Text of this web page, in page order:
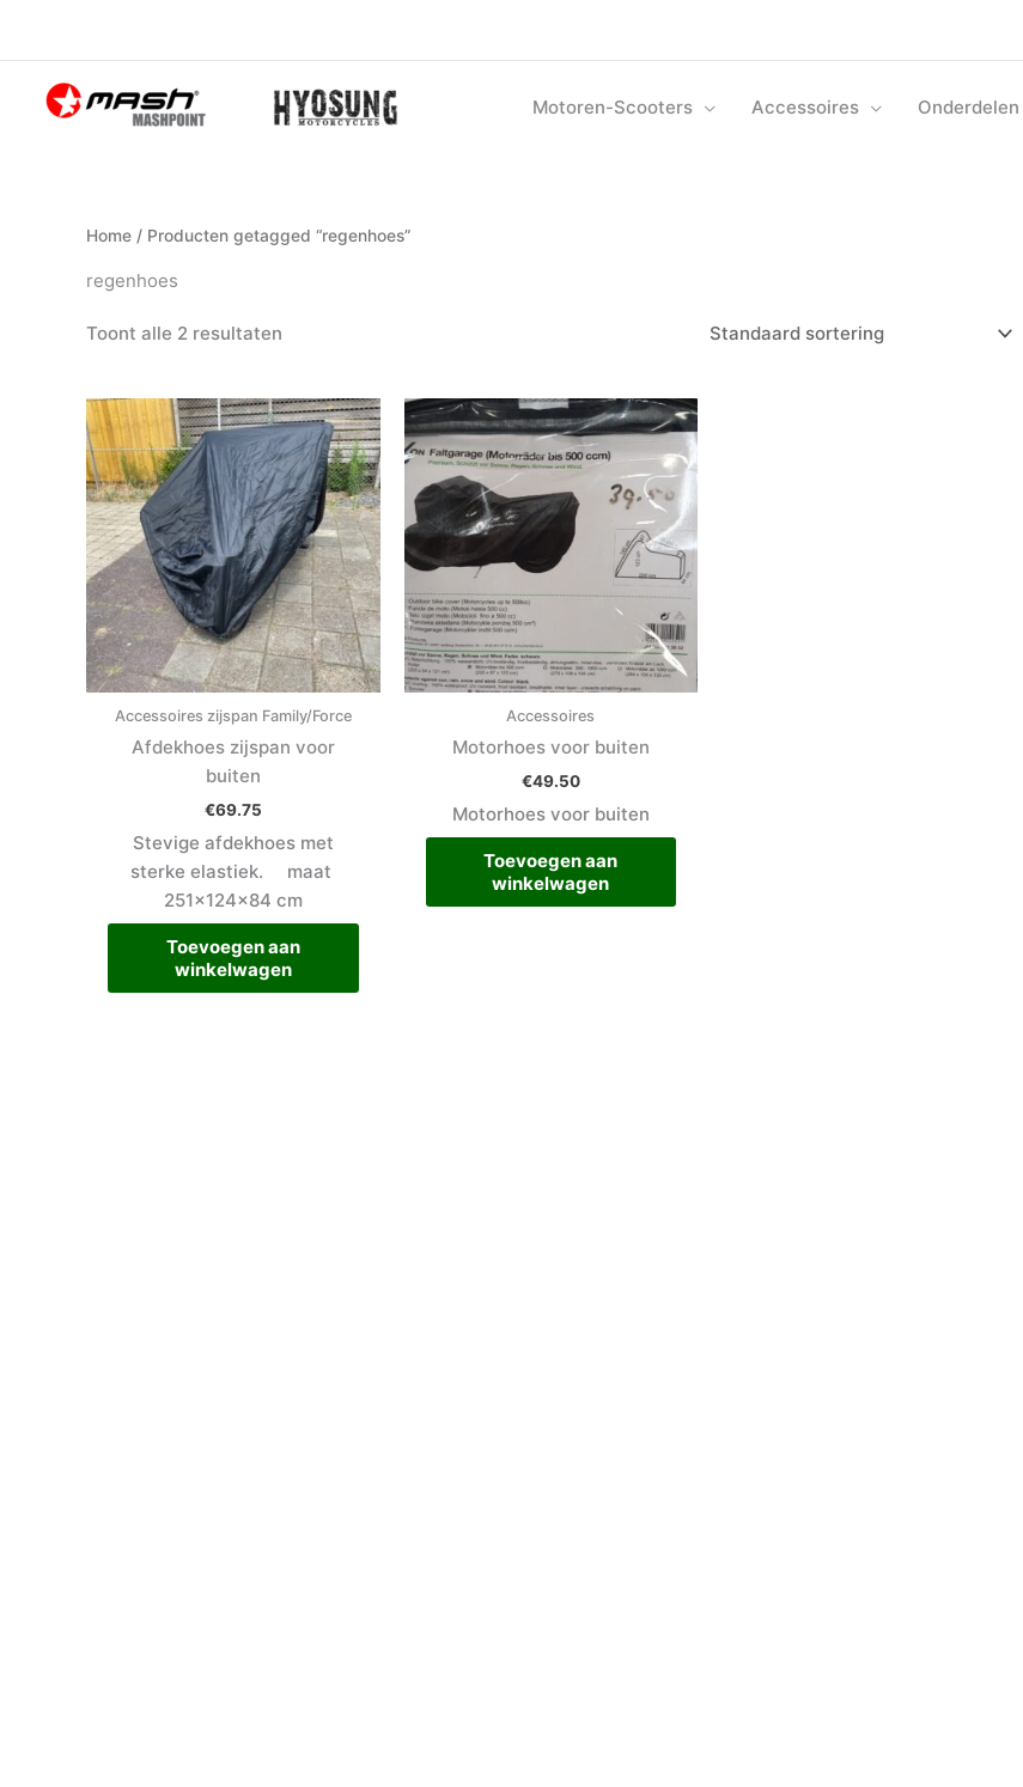
inhoud
Motoren-Scooters Accessoires Onderdelen
Home / Producten getagged “regenhoes”
regenhoes
Toont alle 2 resultaten
Accessoires zijspan Family/Force
Afdekhoes zijspan voor
buiten
€69.75
Stevige afdekhoes met
sterke elastiek. maat
251x124x84 cm
Toevoegen aan
winkelwagen
Accessoires
Motorhoes voor buiten
€49.50
Motorhoes voor buiten
Toevoegen aan
winkelwagen